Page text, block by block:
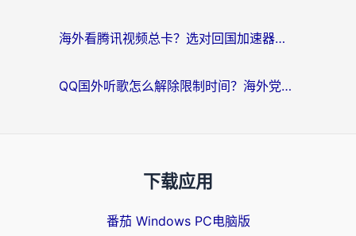
海外看腾讯视频总卡？选对回国加速器，还能解决英国1号店定位+欧洲杯CCTV5直播问题
QQ国外听歌怎么解除限制时间？海外党亲测有效的回国加速方案
下载应用
番茄 Windows PC电脑版